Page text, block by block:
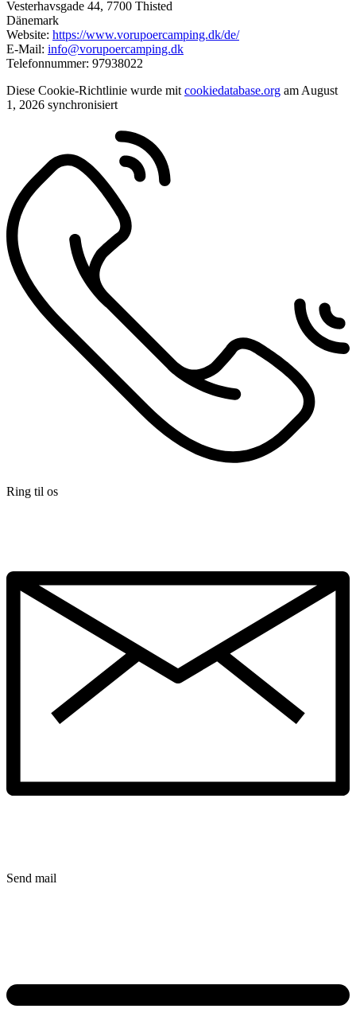
Vesterhavsgade 44, 7700 Thisted
Dänemark
Website: https://www.vorupoercamping.dk/de/
E-Mail: info@vorupoercamping.dk
Telefonnummer: 97938022
Diese Cookie-Richtlinie wurde mit cookiedatabase.org am August
1, 2026 synchronisiert
Ring til os
Send mail